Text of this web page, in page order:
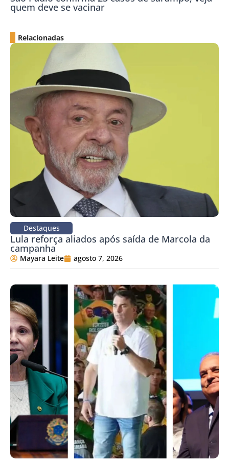
quem deve se vacinar
Relacionadas
Destaques
Lula reforça aliados após saída de Marcola da
campanha
Mayara Leite agosto 7, 2026